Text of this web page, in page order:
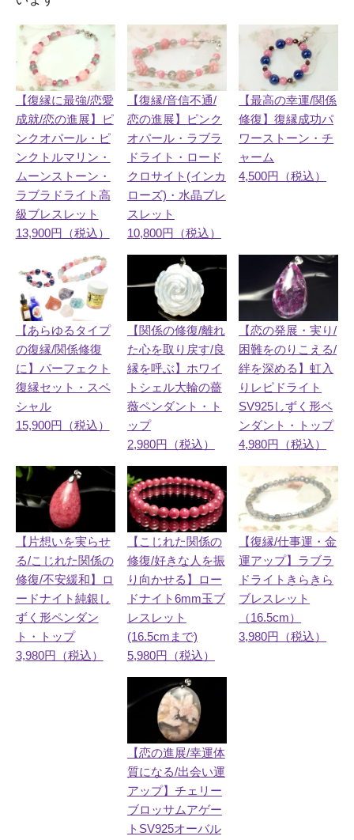
【復縁に最強/恋愛
成就/恋の進展】ピ
ンクオパール・ピ
ンクトルマリン・
ムーンストーン・
ラブラドライト高
級ブレスレット
13,900円（税込）
【復縁/音信不通/
恋の進展】ピンク
オパール・ラブラ
ドライト・ロード
クロサイト(インカ
ローズ)・水晶ブレ
スレット
10,800円（税込）
【最高の幸運/関係
修復】復縁成功パ
ワーストーン・チ
ャーム
4,500円（税込）
【あらゆるタイプ
の復縁/関係修復
に】パーフェクト
復縁セット・スペ
シャル
15,900円（税込）
【関係の修復/離れ
た心を取り戻す/良
縁を呼ぶ】ホワイ
トシェル大輪の薔
薇ペンダント・ト
ップ
2,980円（税込）
【恋の発展・実り/
困難をのりこえる/
絆を深める】虹入
りレピドライト
SV925しずく形ペ
ンダント・トップ
4,980円（税込）
【片想いを実らせ
る/こじれた関係の
修復/不安緩和】ロ
ードナイト純銀し
ずく形ペンダン
ト・トップ
3,980円（税込）
【こじれた関係の
修復/好きな人を振
り向かせる】ロー
ドナイト6mm玉ブ
レスレット
(16.5cmまで)
5,980円（税込）
【復縁/仕事運・金
運アップ】ラブラ
ドライトきらきら
ブレスレット
（16.5cm）
3,980円（税込）
【恋の進展/幸運体
質になる/出会い運
アップ】チェリー
ブロッサムアゲー
トSV925オーバル